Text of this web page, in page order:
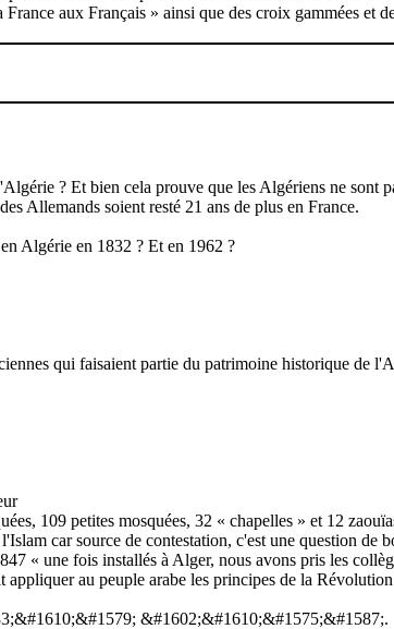
aux Français » ainsi que des croix gammées et
? Et bien cela prouve que les Algériens ne sont
Allemands soient resté 21 ans de plus en France.
Algérie en 1832 ? Et en 1962 ?
qui faisaient partie du patrimoine historique de
109 petites mosquées, 32 « chapelles » et 12
car source de contestation, c'est une question
« une fois installés à Alger, nous avons pris les
appliquer au peuple arabe les principes de la
&#1602;&#1610;&#1575;&#1587;.